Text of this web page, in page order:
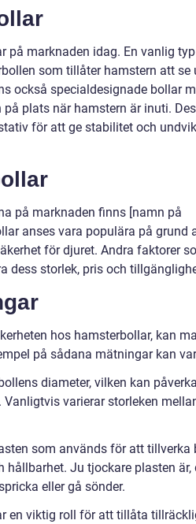
på marknaden idag. En vanlig
som tillåter hamstern att se
också specialdesignade bollar
plats när hamstern är inuti.
för att ge stabilitet och
på marknaden finns [namn på
anses vara populära på grund
för djuret. Andra faktorer
dess storlek, pris och
hos hamsterbollar, kan
på sådana mätningar kan
diameter, vilken kan
varierar storleken
som används för att tillverka
Ju tjockare plasten är,
eller gå sönder.
en viktig roll för att tillåta